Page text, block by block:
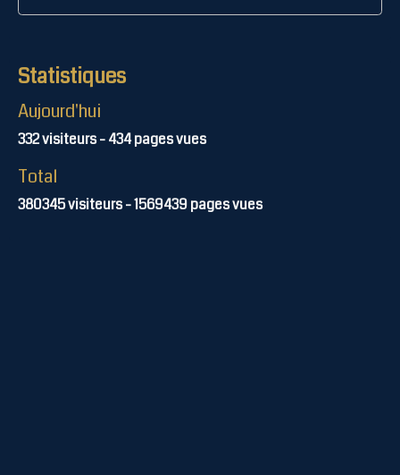
Statistiques
Aujourd'hui
332visiteurs -434pages vues
Total
380345visiteurs -1569439pages vues